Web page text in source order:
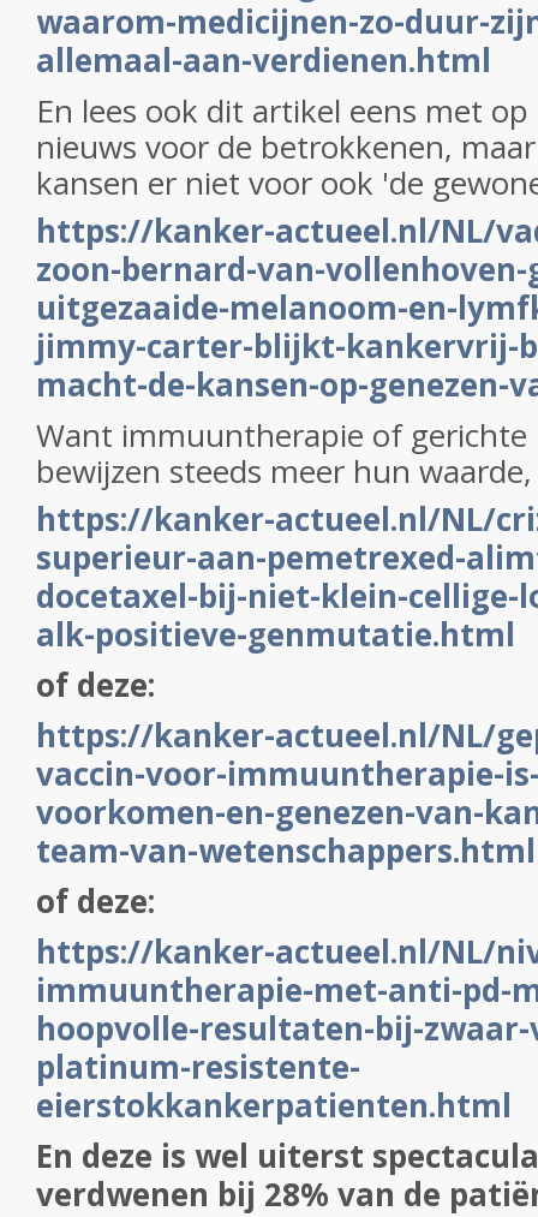
waarom-medicijnen-zo-duur-
allemaal-aan-verdienen.html
En lees ook dit artikel eens met
nieuws voor de betrokkenen,
kansen er niet voor ook 'de
https://kanker-actueel.nl/NL/
zoon-bernard-van-vollenhoven-
uitgezaaide-melanoom-en-
jimmy-carter-blijkt-kankervrij-
macht-de-kansen-op-genezen-
Want immuuntherapie of gerichte
bewijzen steeds meer hun waarde,
https://kanker-actueel.nl/NL/
superieur-aan-pemetrexed-
docetaxel-bij-niet-klein-cellige-
alk-positieve-genmutatie.html
of deze:
https://kanker-actueel.nl/NL/
vaccin-voor-immuuntherapie-
voorkomen-en-genezen-van-
team-van-wetenschappers.html
of deze:
https://kanker-actueel.nl/NL/
immuuntherapie-met-anti-pd-
hoopvolle-resultaten-bij-
platinum-resistente-
eierstokkankerpatienten.html
En deze is wel uiterst
verdwenen bij 28% van de